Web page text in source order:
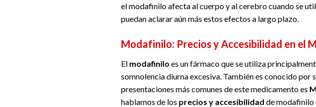
el modafinilo afecta al cuerpo y al cerebro cuando se
puedan aclarar aún más estos efectos a largo plazo.
Modafinilo: Precios y Accesibilidad en el
El modafinilo es un fármaco que se utiliza
somnolencia diurna excesiva. También es conocido
presentaciones más comunes de este medicamento es
hablamos de los precios y accesibilidad de modafinilo